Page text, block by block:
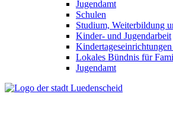
Jugendamt
Schulen
Studium, Weiterbildung
Kinder- und Jugendarbeit
Lokales Bündnis für
Jugendamt